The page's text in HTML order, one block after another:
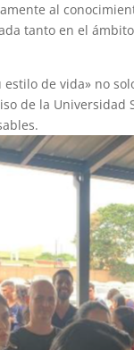
al
tanto en el
estilo de vida» no
de la